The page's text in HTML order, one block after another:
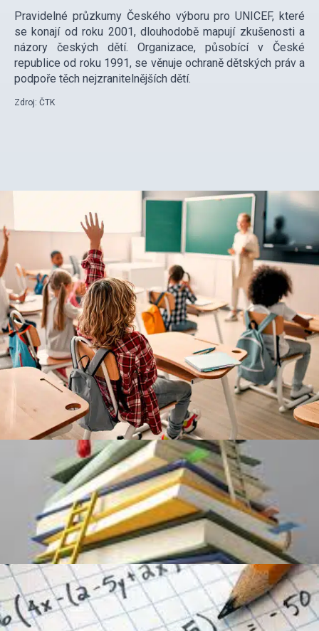
Pravidelné průzkumy Českého výboru pro UNICEF, které
se konají od roku 2001, dlouhodobě mapují zkušenosti a
názory českých dětí. Organizace, působící v České
republice od roku 1991, se věnuje ochraně dětských práv a
podpoře těch nejzranitelnějších dětí.
Zdroj: ČTK